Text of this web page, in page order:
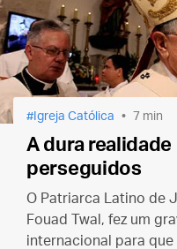
Igreja Católica 7 min
A dura
perseguidos
O Patriarca Latino de
Fouad Twal, fez um
internacional para